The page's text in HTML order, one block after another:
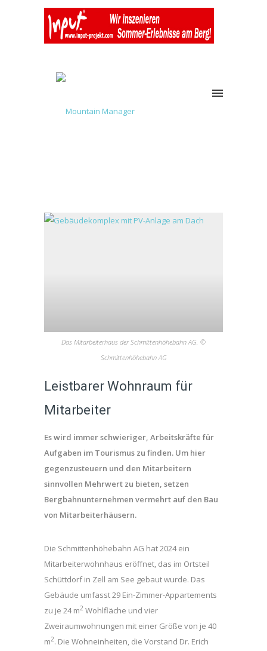
Das Mitarbeiterhaus der Schmittenhöhebahn AG. ©
Schmittenhöhebahn AG
Leistbarer Wohnraum für
Mitarbeiter
Es wird immer schwieriger, Arbeitskräfte für
Aufgaben im Tourismus zu finden. Um hier
gegenzusteuern und den Mitarbeitern
sinnvollen Mehrwert zu bieten, setzen
Bergbahnunternehmen vermehrt auf den Bau
von Mitarbeiterhäusern.
Die Schmittenhöhebahn AG hat 2024 ein
Mitarbeiterwohnhaus eröffnet, das im Ortsteil
Schüttdorf in Zell am See gebaut wurde. Das
Gebäude umfasst 29 Ein-Zimmer-Appartements
zu je 24 m2 Wohlfläche und vier
Zweiraumwohnungen mit einer Größe von je 40
m2. Die Wohneinheiten, die Vorstand Dr. Erich